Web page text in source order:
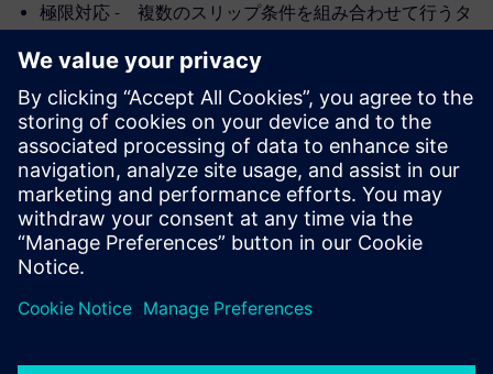
極限対応 - 複数のスリップ条件を組み合わせて行うタ
ンスを定義
駐車 - 通常のタイヤモデルを拡張して低速操縦に対応
必要なタイヤモデルのパラメーターが分かっている場合
は、さまざまなアプリケーションの100に上る事前定義／
検証済みパラメーターセット(路上スリップ特性など) を提
供するオンラインプラットフォームのSimcenter タイヤモ
デル関連ストアを利用できます。これらのタイヤモデルを
ダウンロードして、コストとスループット時間を大幅に削
減できます。